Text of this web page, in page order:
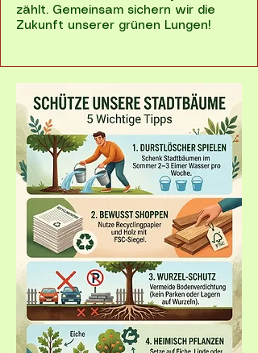
zählt. Gemeinsam sichern wir die
Zukunft unserer grünen Lungen!